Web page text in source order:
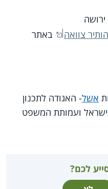
צוואה
באתר
אשל- האגודה לתכנון
ועמותת המשפט
לכם?